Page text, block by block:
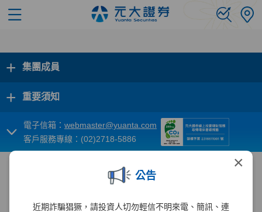
×
公告
近期詐騙猖獗，請投資人切勿輕信不明來電、簡訊、連
+ 集團成員
+ 重要須知
電子信箱： webmaster@yuanta.com
客戶服務專線：(02)2718-5886